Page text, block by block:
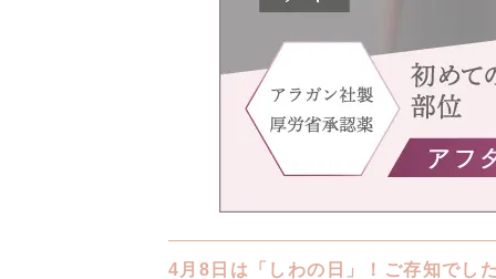
4月8日は「しわの日」！ご存知でし